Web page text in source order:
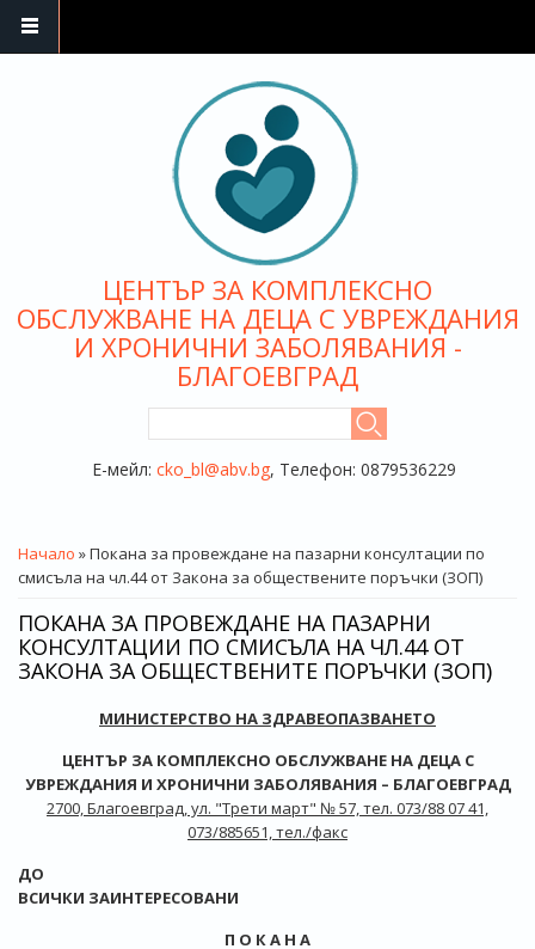
ЦЕНТЪР ЗА КОМПЛЕКСНО
ОБСЛУЖВАНЕ НА ДЕЦА С УВРЕЖДАНИЯ
И ХРОНИЧНИ ЗАБОЛЯВАНИЯ -
БЛАГОЕВГРАД
Е-мейл: cko_bl@abv.bg, Телефон: 0879536229
ВИЕ СТЕ ТУК
Начало » Покана за провеждане на пазарни консултации по
смисъла на чл.44 от Закона за обществените поръчки (ЗОП)
ПОКАНА ЗА ПРОВЕЖДАНЕ НА ПАЗАРНИ
КОНСУЛТАЦИИ ПО СМИСЪЛА НА ЧЛ.44 ОТ
ЗАКОНА ЗА ОБЩЕСТВЕНИТЕ ПОРЪЧКИ (ЗОП)
МИНИСТЕРСТВО НА ЗДРАВЕОПАЗВАНЕТО
ЦЕНТЪР ЗА КОМПЛЕКСНО ОБСЛУЖВАНЕ НА ДЕЦА С
УВРЕЖДАНИЯ И ХРОНИЧНИ ЗАБОЛЯВАНИЯ – БЛАГОЕВГРАД
2700, Благоевград, ул. "Трети март" № 57, тел. 073/88 07 41,
073/885651, тел./факс
ДО
ВСИЧКИ ЗАИНТЕРЕСОВАНИ
П О К А Н А